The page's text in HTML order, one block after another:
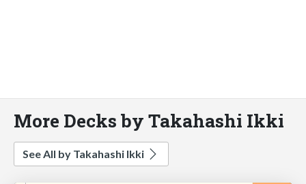
More Decks by Takahashi Ikki
See All by Takahashi Ikki